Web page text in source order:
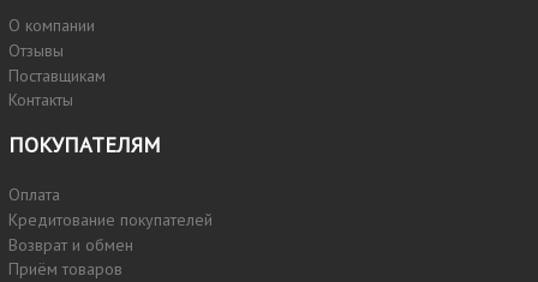
О компании
Отзывы
Поставщикам
Контакты
ПОКУПАТЕЛЯМ
Оплата
Кредитование покупателей
Возврат и обмен
Приём товаров